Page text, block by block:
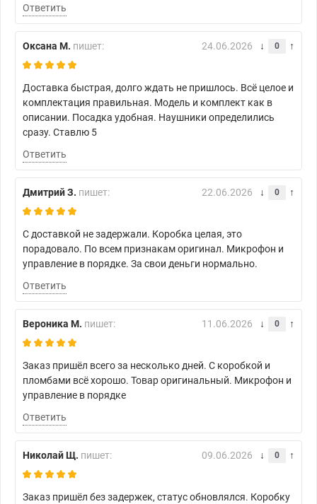
Ответить
Оксана М. пишет: 24.06.2026 0
Доставка быстрая, долго ждать не пришлось. Всё целое и
комплектация правильная. Модель и комплект как в
описании. Посадка удобная. Наушники определились
сразу. Ставлю 5
Ответить
Дмитрий З. пишет: 22.06.2026 0
С доставкой не задержали. Коробка целая, это
порадовало. По всем признакам оригинал. Микрофон и
управление в порядке. За свои деньги нормально.
Ответить
Вероника М. пишет: 11.06.2026 0
Заказ пришёл всего за несколько дней. С коробкой и
пломбами всё хорошо. Товар оригинальный. Микрофон и
управление в порядке
Ответить
Николай Щ. пишет: 09.06.2026 0
Заказ пришёл без задержек, статус обновлялся. Коробку